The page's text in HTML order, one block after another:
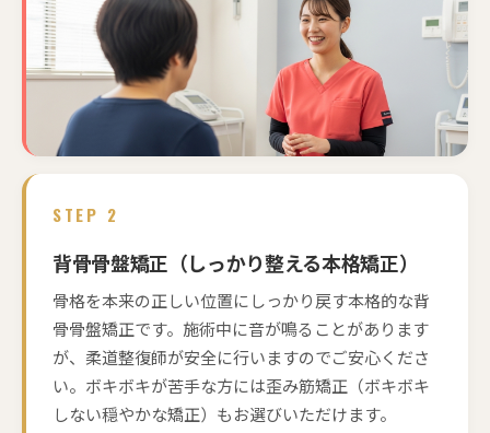
STEP 2
背骨骨盤矯正（しっかり整える本格矯正）
骨格を本来の正しい位置にしっかり戻す本格的な背
骨骨盤矯正です。施術中に音が鳴ることがあります
が、柔道整復師が安全に行いますのでご安心くださ
い。ボキボキが苦手な方には歪み筋矯正（ボキボキ
しない穏やかな矯正）もお選びいただけます。